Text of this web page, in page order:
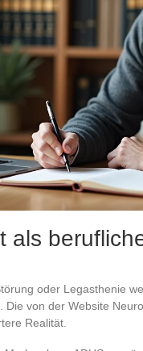
als
oder Legasthenie
Die von der Website
Realität.